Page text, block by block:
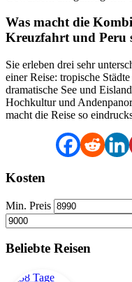
Was macht die
Kreuzfahrt und Peru
Sie erleben drei sehr
einer Reise: tropische
dramatische See und
Hochkultur und
macht die Reise so
Kosten
Min. Preis
Beliebte Reisen